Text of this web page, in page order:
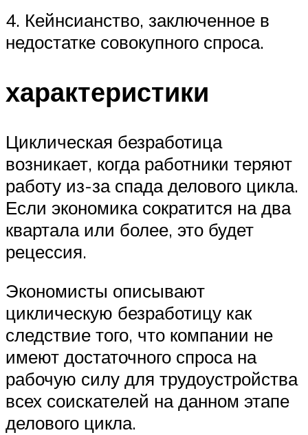
4. Кейнсианство, заключенное в
недостатке совокупного спроса.
характеристики
Циклическая безработица
возникает, когда работники теряют
работу из-за спада делового цикла.
Если экономика сократится на два
квартала или более, это будет
рецессия.
Экономисты описывают
циклическую безработицу как
следствие того, что компании не
имеют достаточного спроса на
рабочую силу для трудоустройства
всех соискателей на данном этапе
делового цикла.